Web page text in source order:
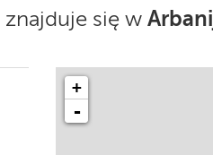
znajduje się w
+
-